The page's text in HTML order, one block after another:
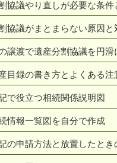
協議やり直しが必要な条
協議がまとまらない原因と
譲渡で遺産分割協議を円滑
目録の書き方とよくある注
で役立つ相続関係説明図
情報一覧図を自分で作成
の申請方法と放置したとき